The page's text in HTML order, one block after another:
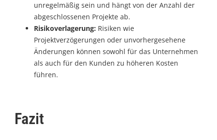
unregelmäßig sein und hängt von der Anzahl der
abgeschlossenen Projekte ab.
Risikoverlagerung: Risiken wie
Projektverzögerungen oder unvorhergesehene
Änderungen können sowohl für das Unternehmen
als auch für den Kunden zu höheren Kosten
führen.
Fazit